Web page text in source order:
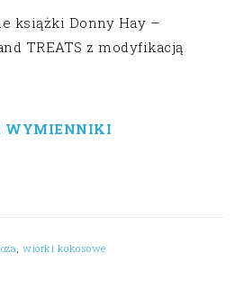
książki Donny Hay –
TREATS z modyfikacją
WYMIENNIKI
,wiórki kokosowe